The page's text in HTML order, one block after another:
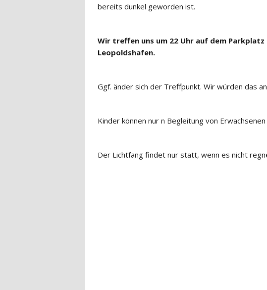
bereits dunkel geworden ist.
Wir treffen uns um 22 Uhr auf dem
Leopoldshafen.
Ggf. änder sich der Treffpunkt. Wir würden das
Kinder können nur n Begleitung von
Der Lichtfang findet nur statt, wenn es nicht